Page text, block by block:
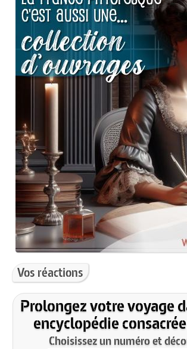
Vos réactions
Prolongez votre voyage
encyclopédie
Choisissez un numéro et